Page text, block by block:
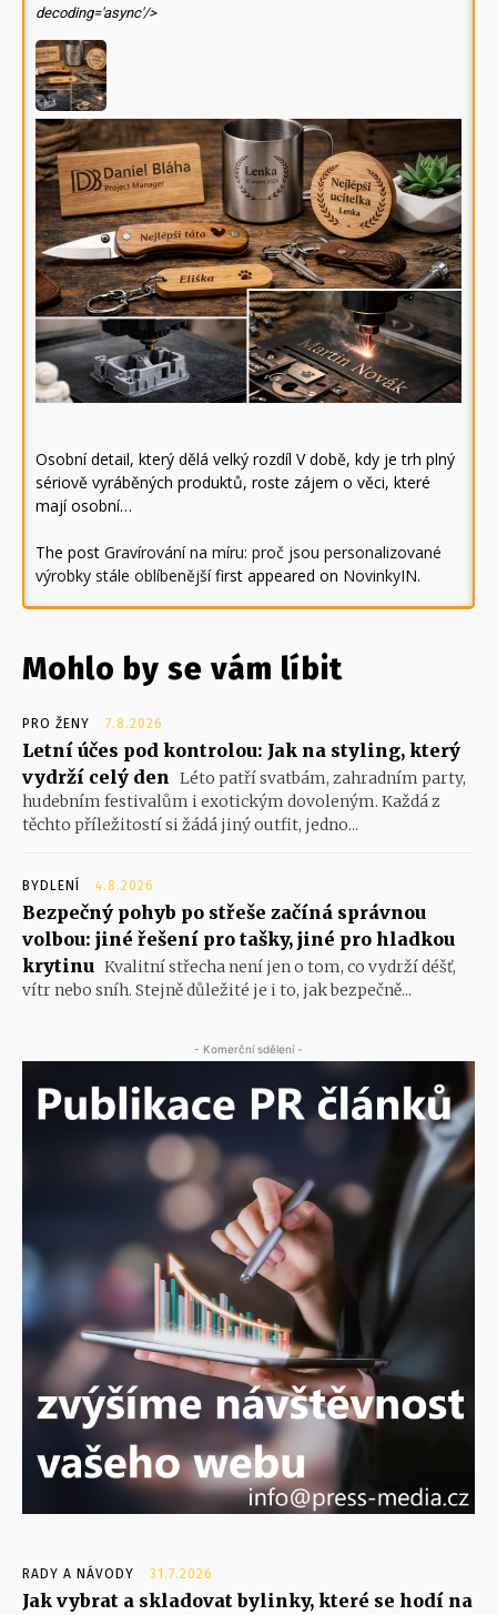
decoding='async'/>
Osobní detail, který dělá velký rozdíl V době, kdy je trh plný
sériově vyráběných produktů, roste zájem o věci, které
mají osobní…
The post Gravírování na míru: proč jsou personalizované
výrobky stále oblíbenějšífirst appeared on NovinkyIN.
Mohlo by se vám líbit
PRO ŽENY 7.8.2026
Letní účes pod kontrolou: Jak na styling, který
vydrží celý den Léto patří svatbám, zahradním party,
hudebním festivalům i exotickým dovoleným. Každá z
těchto příležitostí si žádá jiný outfit, jedno...
BYDLENÍ 4.8.2026
Bezpečný pohyb po střeše začíná správnou
volbou: jiné řešení pro tašky, jiné pro hladkou
krytinu Kvalitní střecha není jen o tom, co vydrží déšť,
vítr nebo sníh. Stejně důležité je i to, jak bezpečně...
- Komerční sdělení -
RADY A NÁVODY 31.7.2026
Jak vybrat a skladovat bylinky, které se hodí na